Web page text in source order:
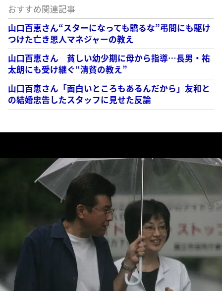
おすすめ関連記事
山口百恵さん“スターになっても驕るな”弔問にも駆け
つけた亡き恩人マネジャーの教え
山口百恵さん 貧しい幼少期に母から指導…長男・祐
太朗にも受け継ぐ“清貧の教え”
山口百恵さん「面白いところもあるんだから」友和と
の結婚忠告したスタッフに見せた反論